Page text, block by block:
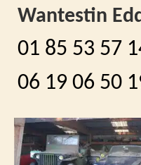
Wantestin
01 85 53 57
06 19 06 50